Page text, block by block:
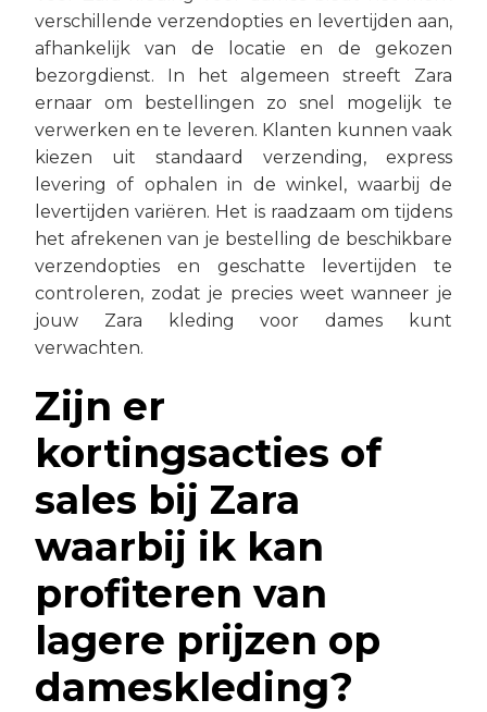
verschillende verzendopties en levertijden aan,
afhankelijk van de locatie en de gekozen
bezorgdienst. In het algemeen streeft Zara
ernaar om bestellingen zo snel mogelijk te
verwerken en te leveren. Klanten kunnen vaak
kiezen uit standaard verzending, express
levering of ophalen in de winkel, waarbij de
levertijden variëren. Het is raadzaam om tijdens
het afrekenen van je bestelling de beschikbare
verzendopties en geschatte levertijden te
controleren, zodat je precies weet wanneer je
jouw Zara kleding voor dames kunt
verwachten.
Zijn er
kortingsacties of
sales bij Zara
waarbij ik kan
profiteren van
lagere prijzen op
dameskleding?